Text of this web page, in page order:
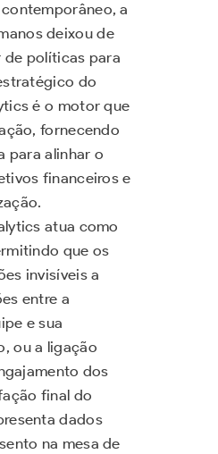
a
deixou de
de políticas para
do
é o motor que
fornecendo
para alinhar o
financeiros e
atua como
que os
invisíveis a
entre a
e sua
ou a ligação
dos
final do
dados
na mesa de